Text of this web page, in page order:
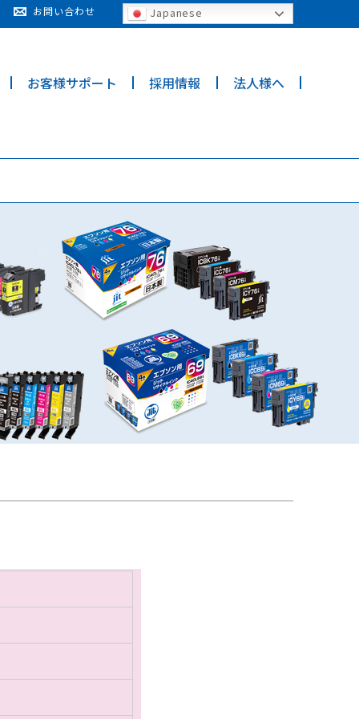
お客様サポート 採用情報 法人様へ
お問い合わせ Japanese
for details and any questions.Yes No